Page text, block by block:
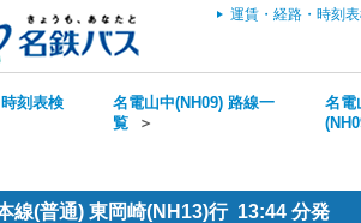
運賃・経路・時刻
刻表検
名電山中(NH09) 路線一
覧 ＞
名電
線(普通) 東岡崎(NH13)行 13:44 分発